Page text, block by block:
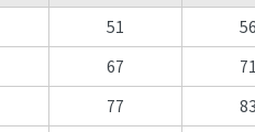
51
67
77